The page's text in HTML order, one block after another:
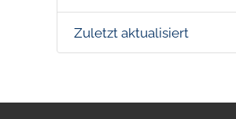
Zuletzt aktualisiert